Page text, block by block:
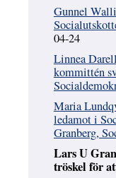
Gunnel
04-24
Linnea
kommittén
Maria
ledamot i
Granberg,
Lars U
tröskel för